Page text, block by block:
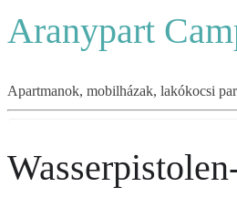
Aranypart
Apartmanok, mobilházak, lakókocsi